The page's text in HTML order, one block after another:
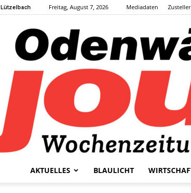
Lützelbach Freitag, August 7, 2026 Mediadaten
AKTUELLES BLAULICHT